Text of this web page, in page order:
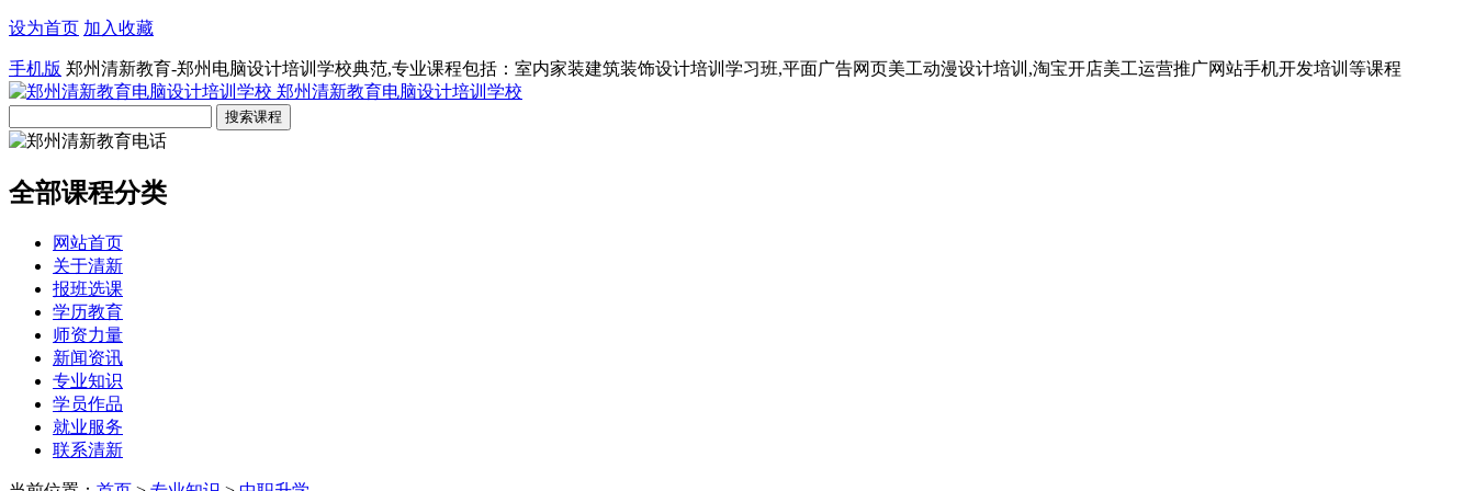
设为首页 加入收藏
手机版 郑州清新教育-郑州电脑设计培训学校典范,专业课程包括：室内家装建筑装饰设计培训学习班,平面广告网页美工动漫设计培训,淘宝开店美工运营推广网站手机开发培训等课程
郑州清新教育电脑设计培训学校
全部课程分类
网站首页
关于清新
报班选课
学历教育
师资力量
新闻资讯
专业知识
学员作品
就业服务
联系清新